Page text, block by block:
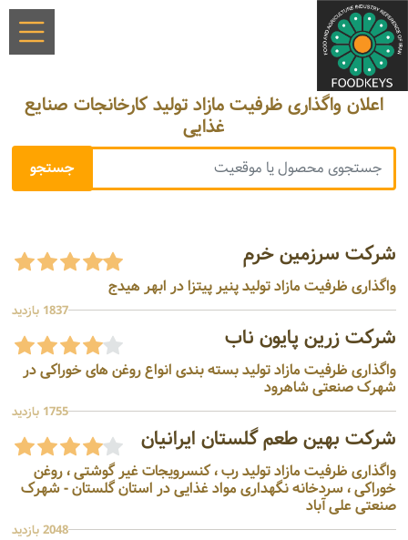
اعلان واگذاری ظرفیت مازاد تولید کارخانجات صنایع
غذایی
شرکت سرزمین خرم
واگذاری ظرفیت مازاد تولید پنیر پیتزا در ابهر هیدج
1837 بازدید
شرکت زرین پایون ناب
واگذاری ظرفیت مازاد تولید بسته بندی انواع روغن های خوراکی در
شهرک صنعتی شاهرود
1755 بازدید
شرکت بهین طعم گلستان ایرانیان
واگذاری ظرفیت مازاد تولید رب ، کنسرویجات غیر گوشتی ، روغن
خوراکی ، سردخانه نگهداری مواد غذایی در استان گلستان - شهرک
صنعتی علی آباد
2048 بازدید